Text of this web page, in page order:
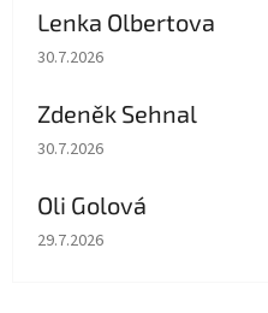
Lenka Olbertova
Hodnocení obchodu je 5 z 5
30.7.2026
Zdeněk Sehnal
Hodnocení obchodu je 5 z 5
30.7.2026
Oli Golová
Hodnocení obchodu je 5 z 5
29.7.2026